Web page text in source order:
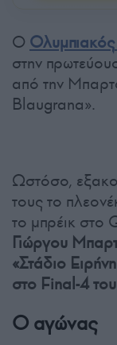
Ο Ολυμπιακός
στην
από την
Blaugrana».
Ωστόσο,
τους το
το μπρέικ στο
Γιώργου
«Στάδιο
στο Final-4
Ο αγώνας